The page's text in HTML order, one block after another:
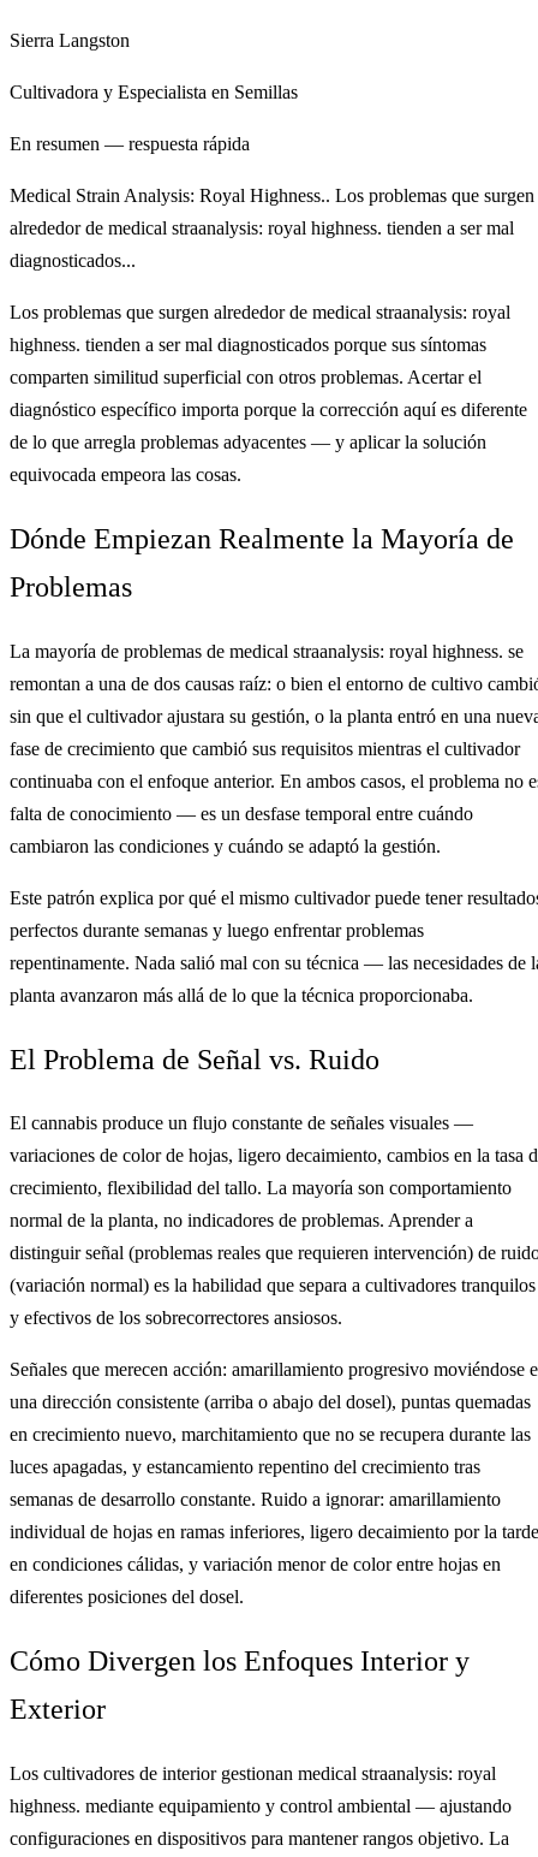
Sierra Langston
Cultivadora y Especialista en Semillas
En resumen — respuesta rápida
Medical Strain Analysis: Royal Highness.. Los problemas que surgen
alrededor de medical straanalysis: royal highness. tienden a ser mal
diagnosticados...
Los problemas que surgen alrededor de medical straanalysis: royal
highness. tienden a ser mal diagnosticados porque sus síntomas
comparten similitud superficial con otros problemas. Acertar el
diagnóstico específico importa porque la corrección aquí es diferente
de lo que arregla problemas adyacentes — y aplicar la solución
equivocada empeora las cosas.
Dónde Empiezan Realmente la Mayoría de
Problemas
La mayoría de problemas de medical straanalysis: royal highness. se
remontan a una de dos causas raíz: o bien el entorno de cultivo
sin que el cultivador ajustara su gestión, o la planta entró en una
fase de crecimiento que cambió sus requisitos mientras el cultivador
continuaba con el enfoque anterior. En ambos casos, el problema no
falta de conocimiento — es un desfase temporal entre cuándo
cambiaron las condiciones y cuándo se adaptó la gestión.
Este patrón explica por qué el mismo cultivador puede tener
perfectos durante semanas y luego enfrentar problemas
repentinamente. Nada salió mal con su técnica — las necesidades de
planta avanzaron más allá de lo que la técnica proporcionaba.
El Problema de Señal vs. Ruido
El cannabis produce un flujo constante de señales visuales —
variaciones de color de hojas, ligero decaimiento, cambios en la tasa
crecimiento, flexibilidad del tallo. La mayoría son comportamiento
normal de la planta, no indicadores de problemas. Aprender a
distinguir señal (problemas reales que requieren intervención) de
(variación normal) es la habilidad que separa a cultivadores tranquilos
y efectivos de los sobrecorrectores ansiosos.
Señales que merecen acción: amarillamiento progresivo moviéndose
una dirección consistente (arriba o abajo del dosel), puntas quemadas
en crecimiento nuevo, marchitamiento que no se recupera durante las
luces apagadas, y estancamiento repentino del crecimiento tras
semanas de desarrollo constante. Ruido a ignorar: amarillamiento
individual de hojas en ramas inferiores, ligero decaimiento por la tarde
en condiciones cálidas, y variación menor de color entre hojas en
diferentes posiciones del dosel.
Cómo Divergen los Enfoques Interior y
Exterior
Los cultivadores de interior gestionan medical straanalysis: royal
highness. mediante equipamiento y control ambiental — ajustando
configuraciones en dispositivos para mantener rangos objetivo. La